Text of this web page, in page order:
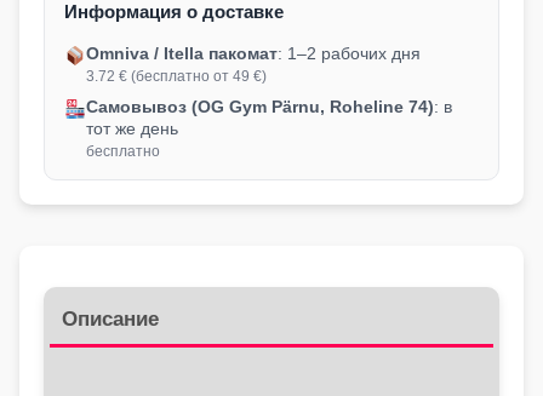
Информация о доставке
Omniva / Itella пакомат: 1–2 рабочих дня
3.72 € (бесплатно от 49 €)
Самовывоз (OG Gym Pärnu, Roheline 74): в
тот же день
бесплатно
Описание